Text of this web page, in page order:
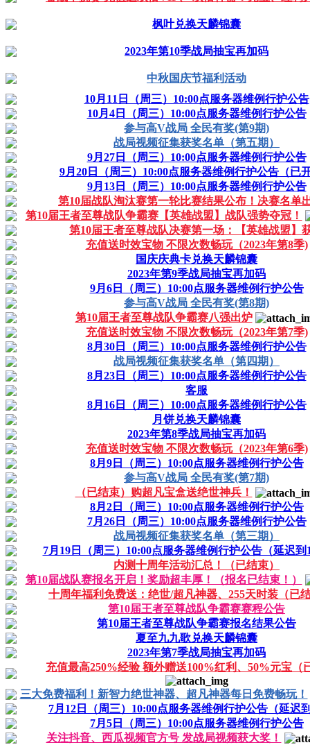
枫叶兑换天麟锦囊
2023年第10季战局抽宝再加码
中秋国庆节福利活动
10月11日（周三）10:00点服务器维例行护公告
10月4日（周三）10:00点服务器维例行护公告
参与高V战局 全民有奖(第9期)
战局视频征集获奖名单（第五期）
9月27日（周三）10:00点服务器维例行护公告
9月20日（周三）10:00点服务器维例行护公告（已
9月13日（周三）10:00点服务器维例行护公告
第10届战队淘汰赛第一轮比赛结果公布！决赛名单
第10届王者至尊战队争霸赛【英雄战盟】战队强势夺冠！
第10届王者至尊战队决赛第一场：【英雄战盟】
充值送时效宝物 不限次数畅玩（2023年第8季)
国庆庆典卡兑换天麟锦囊
2023年第9季战局抽宝再加码
9月6日（周三）10:00点服务器维例行护公告
参与高V战局 全民有奖(第8期)
第10届王者至尊战队争霸赛八强出炉
充值送时效宝物 不限次数畅玩（2023年第7季)
8月30日（周三）10:00点服务器维例行护公告
战局视频征集获奖名单（第四期）
8月23日（周三）10:00点服务器维例行护公告
客服
8月16日（周三）10:00点服务器维例行护公告
月饼兑换天麟锦囊
2023年第8季战局抽宝再加码
充值送时效宝物 不限次数畅玩（2023年第6季)
8月9日（周三）10:00点服务器维例行护公告
参与高V战局 全民有奖(第7期)
（已结束）购超凡宝盒送绝世神兵！
8月2日（周三）10:00点服务器维例行护公告
7月26日（周三）10:00点服务器维例行护公告
战局视频征集获奖名单（第三期）
7月19日（周三）10:00点服务器维例行护公告（延迟到
内测十周年活动汇总！（已结束）
第10届战队赛报名开启！奖励超丰厚！（报名已结束！）
十周年福利免费送：绝世/超凡神器、255天时装（已
第10届王者至尊战队争霸赛赛程公告
第10届王者至尊战队争霸赛报名结果公告
夏至九九歌兑换天麟锦囊
2023年第7季战局抽宝再加码
充值最高250%经验 额外赠送100%红利、50%元宝（
三大免费福利！新智力绝世神器、超凡神器每日免费畅玩！
7月12日（周三）10:00点服务器维例行护公告（延迟
7月5日（周三）10:00点服务器维例行护公告
关注抖音、西瓜视频官方号 发战局视频获大奖！